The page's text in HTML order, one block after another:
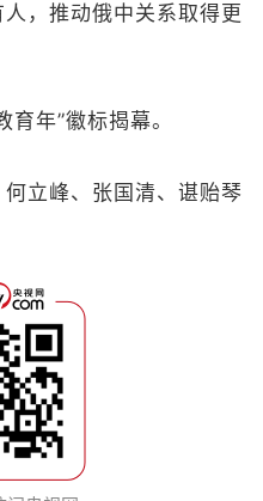
，推动俄中关系取得更
年”徽标揭幕。
立峰、张国清、谌贻琴